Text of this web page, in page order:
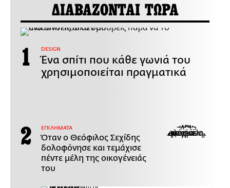
ΔΙΑΒΑΖΟΝΤΑΙ ΤΩΡΑ
DESIGN
Ένα σπίτι που κάθε γωνιά του
χρησιμοποιείται πραγματικά
ΕΓΚΛΗΜΑΤΑ
Όταν ο Θεόφιλος Σεχίδης
δολοφόνησε και τεμάχισε
πέντε μέλη της οικογένειάς
του